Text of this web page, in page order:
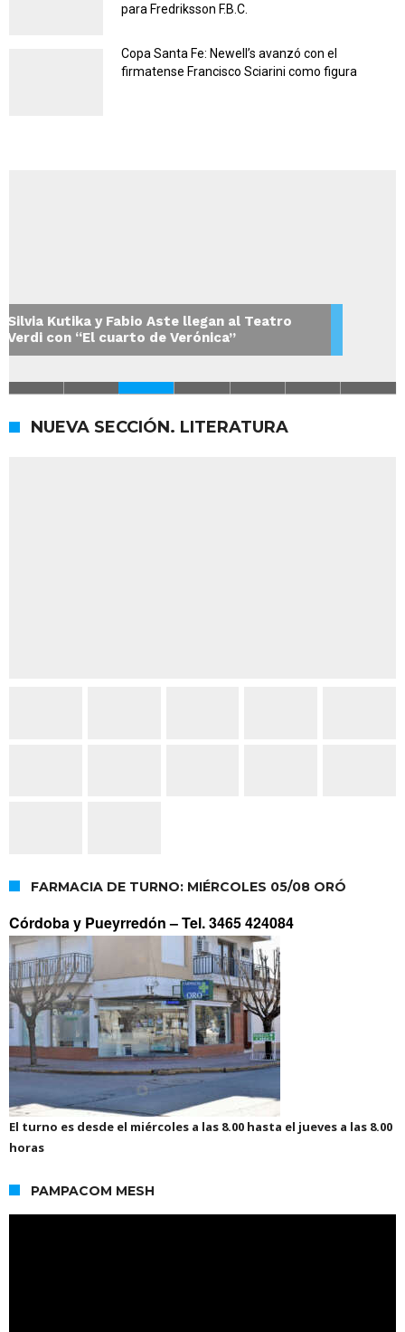
para Fredriksson F.B.C.
Copa Santa Fe: Newell’s avanzó con el
firmatense Francisco Sciarini como figura
Silvia Kutika y Fabio Aste llegan al Teatro
Verdi con “El cuarto de Verónica”
NUEVA SECCIÓN. LITERATURA
FARMACIA DE TURNO: MIÉRCOLES 05/08 ORÓ
Córdoba y Pueyrredón –Tel. 3465 424084
El turno es desde el miércoles a las 8.00 hasta el jueves a las 8.00
horas
PAMPACOM MESH